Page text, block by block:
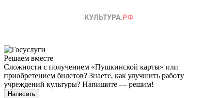
Решаем вместе
Сложности с получением «Пушкинской карты» или
приобретением билетов? Знаете, как улучшить работу
учреждений культуры? Напишите — решим!
Написать